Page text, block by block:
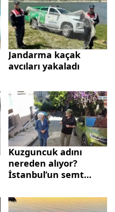
Jandarma kaçak
avcıları yakaladı
Kuzguncuk adını
nereden alıyor?
İstanbul’un semt
hikayeleri